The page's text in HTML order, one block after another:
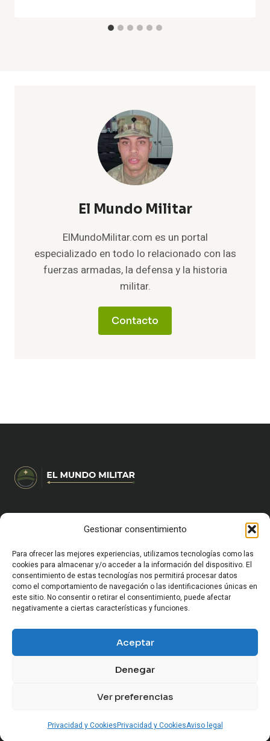
Gestionar consentimiento
Para ofrecer las mejores experiencias, utilizamos tecnologías como las
cookies para almacenar y/o acceder a la información del dispositivo. El
consentimiento de estas tecnologías nos permitirá procesar datos
como el comportamiento de navegación o las identificaciones únicas en
este sitio. No consentir o retirar el consentimiento, puede afectar
negativamente a ciertas características y funciones.
Aceptar
Denegar
Ver preferencias
Privacidad y CookiesPrivacidad y CookiesAviso legal
El Mundo Militar
ElMundoMilitar.com es un portal
especializado en todo lo relacionado con las
fuerzas armadas, la defensa y la historia
militar.
Contacto
CARRERA MILITAR Y FORMACIÓN
VIDA MILITAR EN ESPAÑA
EQUIPAMIENTO Y SUPERVIVENCIA
OCIO Y CULTURA MILITAR
HISTORIA MILITAR
CURIOSIDADES Y ANÉCDOTAS MILITARES
ARMAMENTO Y VEHÍCULOS MILITARES